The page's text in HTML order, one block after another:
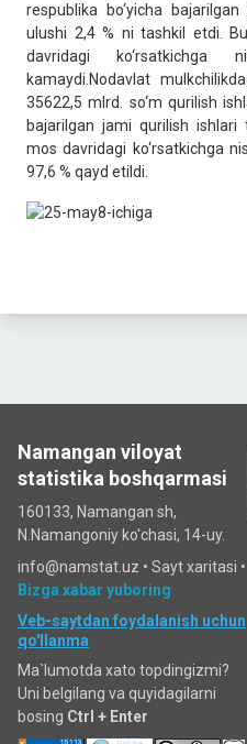
respublika bo‘yicha
ulushi 2,4 % ni tashkil etdi.
davridagi
kamaydi.Nodavlat
35622,5 mlrd. so‘m qurilish
bajarilgan jami qurilish ishlari
mos davridagi ko‘rsatkichga
97,6 % qayd etildi.
Namangan viloyat
statistika boshqarmasi
160133, Namangan sh,
N.Namangoniy ko'chasi, 14-uy.
info@namstat.uz • Sayt xaritasi •
Bizga xabar yuboring
Veb-saytdan foydalanish uchun
qo'llanma
Ma`lumotda xato topdingizmi?
Uni belgilang va quyidagilarni
bosing Ctrl + Enter